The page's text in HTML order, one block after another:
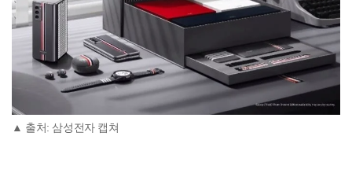
▲ 출처: 삼성전자 캡쳐